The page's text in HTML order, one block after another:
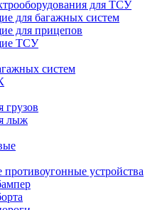
для ТСУ
для багажных систем
для прицепов
ТСУ
систем
грузов
лыж
устройства